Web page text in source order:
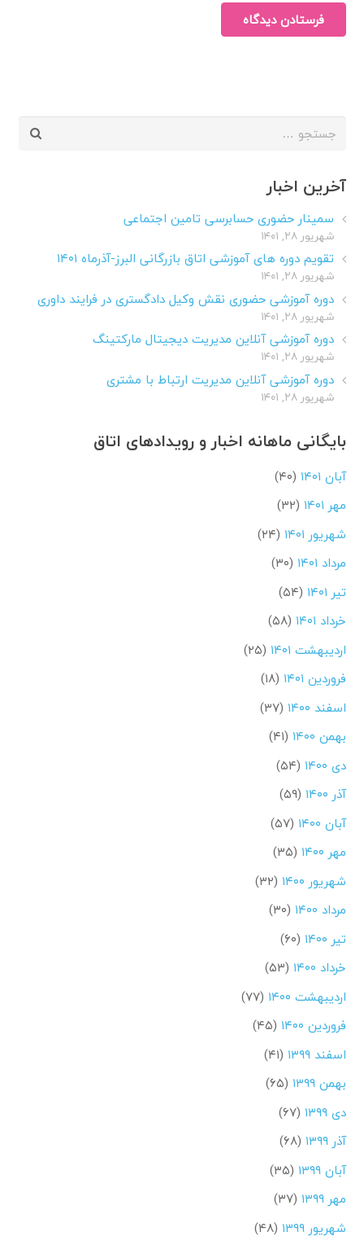
فرستادن دیدگاه
جستجو
آخرین اخبار
سمینار حضوری حسابرسی تامین اجتماعی
شهریور ۲۸, ۱۴۰۱
تقویم دوره های آموزشی اتاق بازرگانی البرز-آذرماه ۱۴۰۱
شهریور ۲۸, ۱۴۰۱
دوره آموزشی حضوری نقش وکیل دادگستری در فرایند داوری
شهریور ۲۸, ۱۴۰۱
دوره آموزشی آنلاین مدیریت دیجیتال مارکتینگ
شهریور ۲۸, ۱۴۰۱
دوره آموزشی آنلاین مدیریت ارتباط با مشتری
شهریور ۲۸, ۱۴۰۱
بایگانی ماهانه اخبار و رویدادهای اتاق
آبان ۱۴۰۱
(۴۰)
مهر ۱۴۰۱
(۳۲)
شهریور ۱۴۰۱
(۲۴)
مرداد ۱۴۰۱
(۳۰)
تیر ۱۴۰۱
(۵۴)
خرداد ۱۴۰۱
(۵۸)
اردیبهشت ۱۴۰۱
(۲۵)
فروردین ۱۴۰۱
(۱۸)
اسفند ۱۴۰۰
(۳۷)
بهمن ۱۴۰۰
(۴۱)
دی ۱۴۰۰
(۵۴)
آذر ۱۴۰۰
(۵۹)
آبان ۱۴۰۰
(۵۷)
مهر ۱۴۰۰
(۳۵)
شهریور ۱۴۰۰
(۳۲)
مرداد ۱۴۰۰
(۳۰)
تیر ۱۴۰۰
(۶۰)
خرداد ۱۴۰۰
(۵۳)
اردیبهشت ۱۴۰۰
(۷۷)
فروردین ۱۴۰۰
(۴۵)
اسفند ۱۳۹۹
(۴۱)
بهمن ۱۳۹۹
(۶۵)
دی ۱۳۹۹
(۶۷)
آذر ۱۳۹۹
(۶۸)
آبان ۱۳۹۹
(۳۵)
مهر ۱۳۹۹
(۳۷)
شهریور ۱۳۹۹
(۴۸)